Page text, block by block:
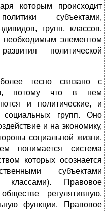
которым происходит
субъектами,
групп, классов,
элементом
политической
тесно связано с
потому что в нем
и политические, и
социальных групп. Оно
и на экономику,
социальной жизни.
понимается система
которых осознается
субъектами
классами). Правовое
регулятивную,
функции. Правовое